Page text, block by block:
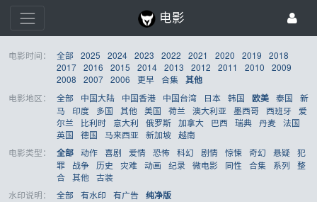
电影
电影时间： 全部 2025 2024 2023 2022 2021 2020 2019
2018
2017 2016 2015 2014 2013 2012 2011 2010
2009
2008
2007 2006 更早 合集 其他
电影地区：
全部 中国大陆 中国香港 中国台湾 日本 韩国 欧美 泰国
新
马
印度 多国 其他 美国 荷兰 澳大利亚 墨西哥 西班牙
爱
尔兰
比利时 意大利 俄罗斯 加拿大 巴西 瑞典 丹麦 法国
英国
德国 马来西亚 新加坡 越南
电影类型：
全部 动作 喜剧 爱情 恐怖 科幻 剧情 惊悚 奇幻 悬疑 犯
罪
战争 历史 灾难 动画 纪录 微电影 同性 合集 系列
整
合 其他 古装
水印说明：
全部 有水印 有广告 纯净版